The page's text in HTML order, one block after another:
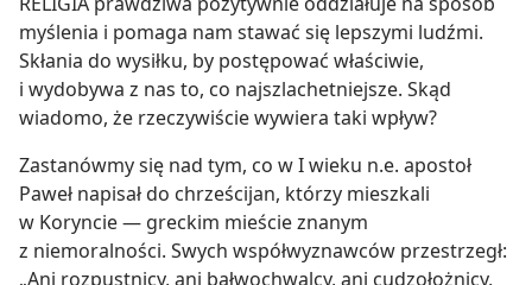
myślenia i pomaga nam stawać się lepszymi ludźmi.
Skłania do wysiłku, by postępować właściwie,
i wydobywa z nas to, co najszlachetniejsze. Skąd
wiadomo, że rzeczywiście wywiera taki wpływ?
Zastanówmy się nad tym, co w I wieku n.e. apostoł
Paweł napisał do chrześcijan, którzy mieszkali
w Koryncie — greckim mieście znanym
z niemoralności. Swych współwyznawców przestrzegł:
„Ani rozpustnicy, ani bałwochwalcy, ani cudzołożnicy,